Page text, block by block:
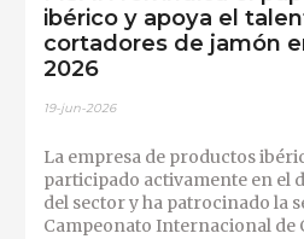
ibérico y apoya el
cortadores de jamón
2026
19-jun-2026
La empresa de productos
participado activamente en el
del sector y ha patrocinado la
Campeonato Internacional de